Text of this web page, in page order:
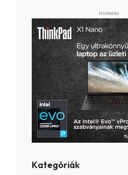
Kategóriák